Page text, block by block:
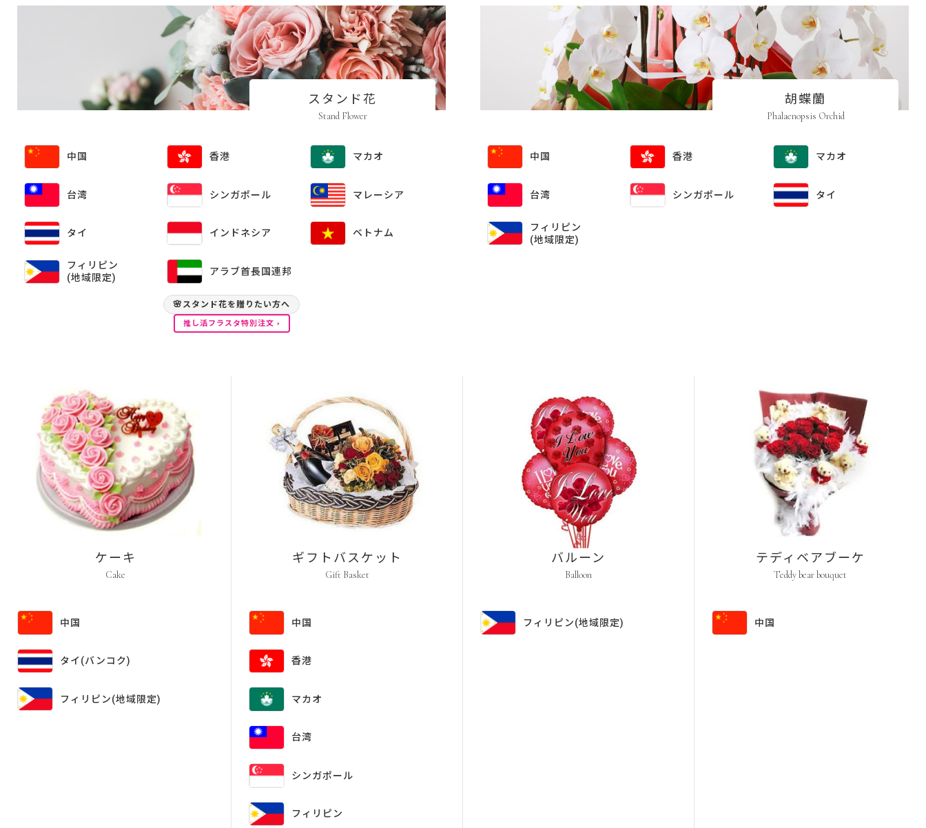
スタンド花
Stand Flower
中国 香港 マカオ
台湾 シンガポール マレーシア
タイ インドネシア ベトナム
フィリピン
(地域限定)
アラブ首長国連邦
🌸 スタンド花を贈りたい方へ
推し活フラスタ特別注文 ›
胡蝶蘭
Phalaenopsis Orchid
中国 香港 マカオ
台湾 シンガポール タイ
フィリピン
(地域限定)
ケーキ
Cake
中国
タイ (バンコク)
フィリピン(地域限定)
ギフトバスケット
Gift Basket
中国
香港
マカオ
台湾
シンガポール
フィリピン
バルーン
Balloon
フィリピン(地域限定)
テディベアブーケ
Teddy bear bouquet
中国